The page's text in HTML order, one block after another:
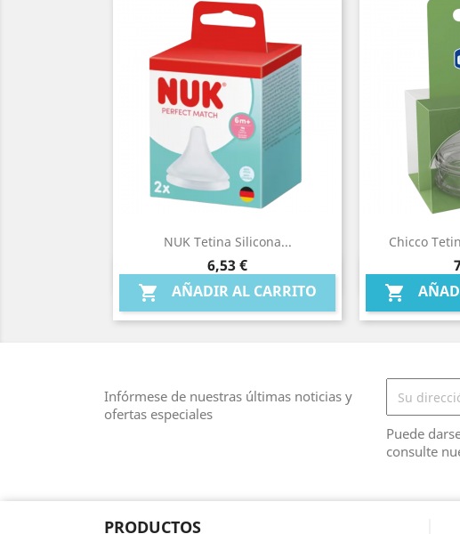
NUK Tetina Silicona...
Precio
6,53 €
 AÑADIR AL CARRITO
Vista rápida
Chicco


Infórmese de nuestras últimas noticias y
ofertas especiales
Puede
consulte
PRODUCTOS